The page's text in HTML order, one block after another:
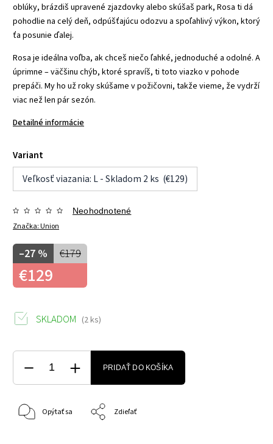
oblúky, brázdiš upravené zjazdovky alebo skúšaš park, Rosa ti dá
pohodlie na celý deň, odpúšťajúcu odozvu a spoľahlivý výkon, ktorý
ťa posunie ďalej.
Rosa je ideálna voľba, ak chceš niečo ľahké, jednoduché a odolné. A
úprimne – väčšinu chýb, ktoré spravíš, ti toto viazko v pohode
prepáči. My ho už roky skúšame v požičovni, takže vieme, že vydrží
viac než len pár sezón.
Detailné informácie
Variant
Veľkosť viazania: L - Skladom 2 ks (€129)
Značka:Union
Neohodnotené
€179
–27 %
€129
SKLADOM (2 ks)
PRIDAŤ DO KOŠÍKA
Opýtať sa Zdieľať